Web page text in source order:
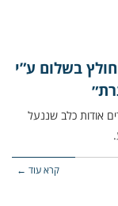
בשלום ע”י
ידידים אודות כלב שננעל
קרא עוד ←